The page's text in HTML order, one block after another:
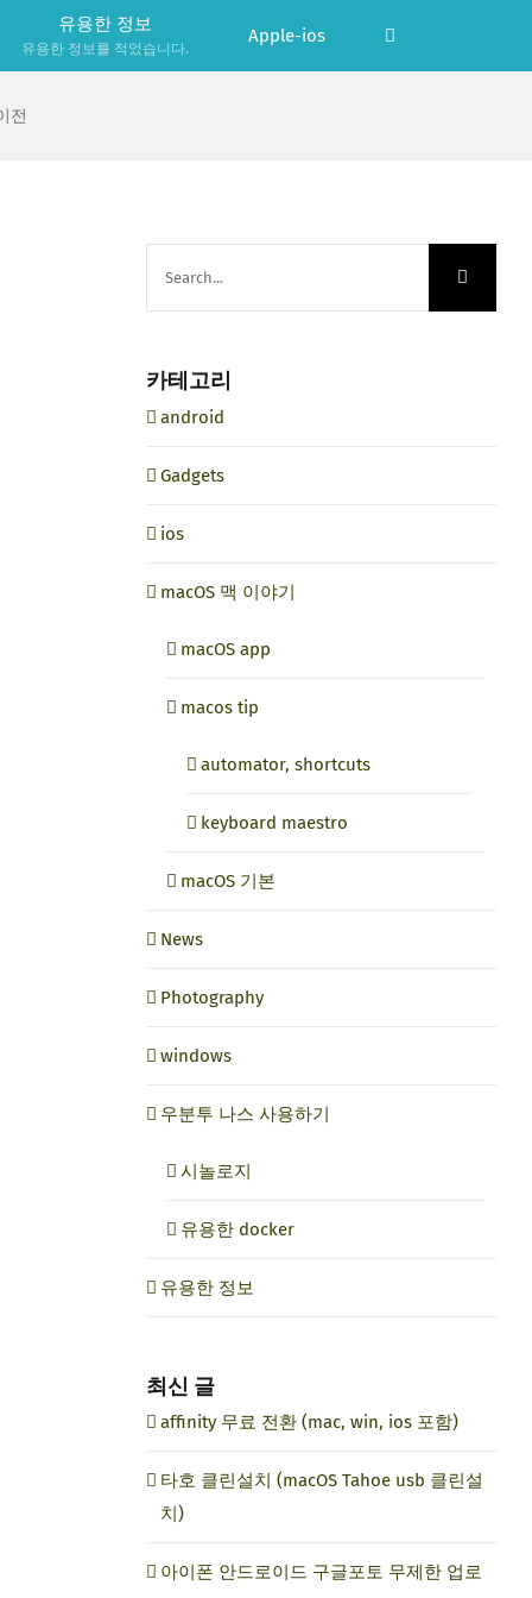
유용한 정보
유용한 정보를 적었습니다.
Apple-ios
전
카테고리
android
Gadgets
ios
macOS 맥 이야기
macOS app
macos tip
automator, shortcuts
keyboard maestro
macOS 기본
News
Photography
windows
우분투 나스 사용하기
시놀로지
유용한 docker
유용한 정보
최신 글
affinity 무료 전환 (mac, win, ios 포함)
타호 클린설치 (macOS Tahoe usb 클린설
치)
아이폰 안드로이드 구글포토 무제한 업로